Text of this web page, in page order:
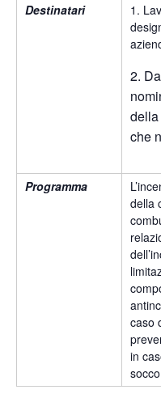
Destinatari
1.
2.
che
Programma
della
caso
in